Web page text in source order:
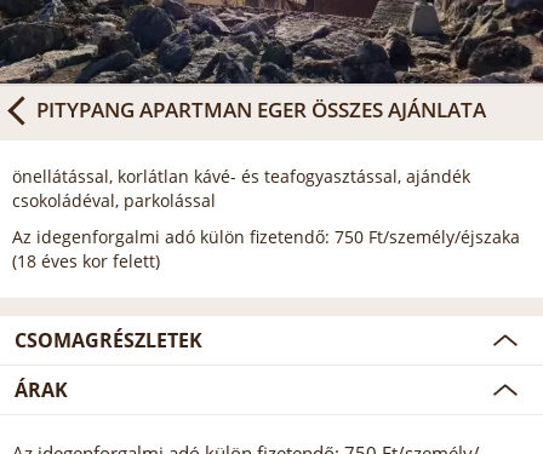
PITYPANG APARTMAN EGER ÖSSZES AJÁNLATA
önellátással, korlátlan kávé- és teafogyasztással, ajándék
csokoládéval, parkolással
Az idegenforgalmi adó külön fizetendő: 750 Ft/személy/éjszaka
(18 éves kor felett)
CSOMAGRÉSZLETEK
ÁRAK